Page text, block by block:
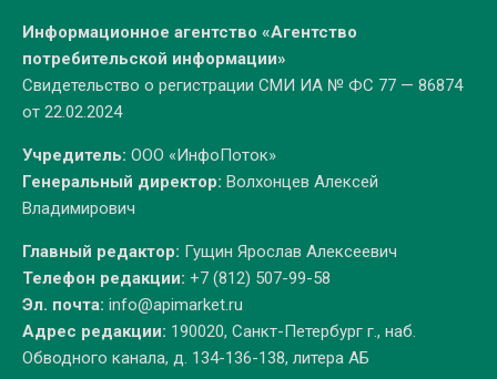
Информационное агентство «Агентство
потребительской информации»
Свидетельство о регистрации СМИ ИА № ФС 77 — 86874
от 22.02.2024
Учредитель: ООО «ИнфоПоток»
Генеральный директор: Волхонцев Алексей
Владимирович
Главный редактор: Гущин Ярослав Алексеевич
Телефон редакции: +7 (812) 507-99-58
Эл. почта: info@apimarket.ru
Адрес редакции: 190020, Санкт-Петербург г., наб.
Обводного канала, д. 134-136-138, литера АБ